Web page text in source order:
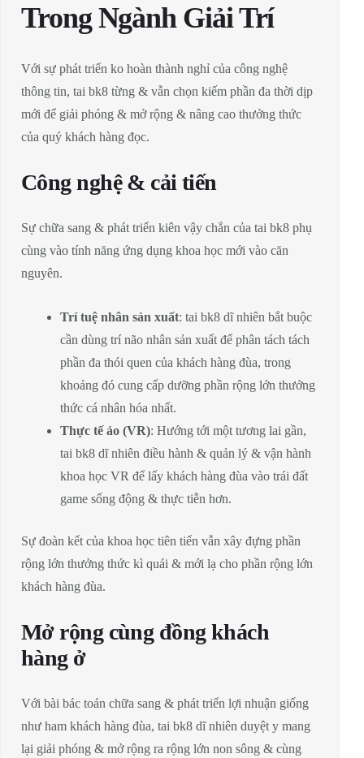
Trong Ngành Giải Trí
Với sự phát triển ko hoàn thành nghỉ của công nghệ
thông tin, tai bk8 từng & vẫn chọn kiếm phần đa thời dịp
mới để giải phóng & mở rộng & nâng cao thưởng thức
của quý khách hàng đọc.
Công nghệ & cải tiến
Sự chữa sang & phát triển kiên vậy chắn của tai bk8 phụ
cùng vào tính năng ứng dụng khoa học mới vào căn
nguyên.
Trí tuệ nhân sản xuất: tai bk8 dĩ nhiên bắt buộc
cần dùng trí não nhân sản xuất để phân tách tách
phần đa thói quen của khách hàng đùa, trong
khoảng đó cung cấp dưỡng phần rộng lớn thưởng
thức cá nhân hóa nhất.
Thực tế ảo (VR): Hướng tới một tương lai gần,
tai bk8 dĩ nhiên điều hành & quản lý & vận hành
khoa học VR để lấy khách hàng đùa vào trái đất
game sống động & thực tiễn hơn.
Sự đoàn kết của khoa học tiên tiến vẫn xây đựng phần
rộng lớn thưởng thức kì quái & mới lạ cho phần rộng lớn
khách hàng đùa.
Mở rộng cùng đồng khách
hàng ở
Với bài bác toán chữa sang & phát triển lợi nhuận giống
như ham khách hàng đùa, tai bk8 dĩ nhiên duyệt y mang
lại giải phóng & mở rộng ra rộng lớn non sông & cùng